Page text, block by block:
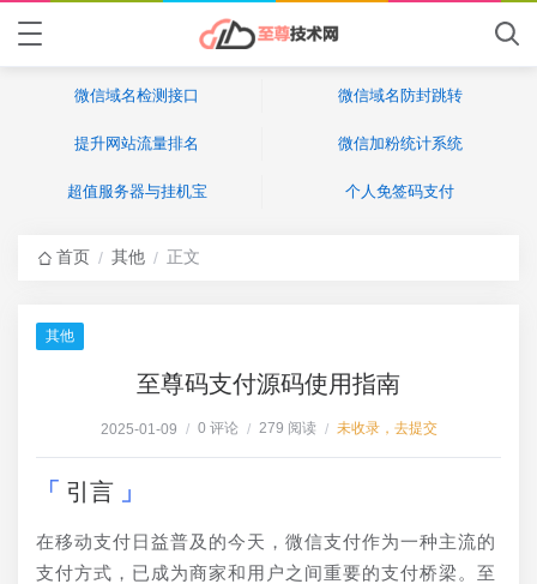
微信域名检测接口 微信域名防封跳转
提升网站流量排名 微信加粉统计系统
超值服务器与挂机宝 个人免签码支付
首页 / 其他 / 正文
其他
至尊码支付源码使用指南
2025-01-09 / 0 评论 / 279 阅读 / 未收录，去提交
引言
在移动支付日益普及的今天，微信支付作为一种主流的
支付方式，已成为商家和用户之间重要的支付桥梁。至